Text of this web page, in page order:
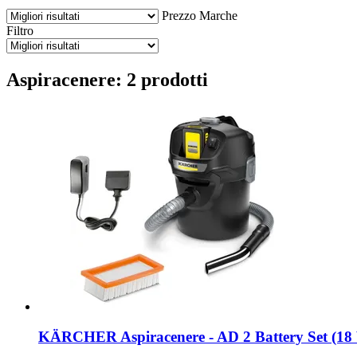
Prezzo Marche
Filtro
Aspiracenere: 2 prodotti
KÄRCHERAspiracenere -​ AD 2 Battery Set (18